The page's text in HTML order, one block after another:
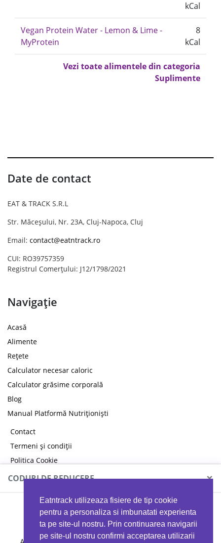
Eatntrack utilizeaza fisiere de tip cookie
pentru a personaliza si imbunatati experienta
ta pe site-ul nostru. Prin continuarea navigarii
pe site-ul nostru confirmi acceptarea utilizarii
kCal
Vegan Protein Water - Lemon & Lime -
MyProtein
8
kCal
Vezi toate alimentele din categoria
Suplimente
Date de contact
EAT & TRACK S.R.L
Str. Măceșului, Nr. 23A, Cluj-Napoca, Cluj
Email: contact@eatntrack.ro
CUI: RO39757359
Registrul Comerțului: J12/1798/2021
Navigație
Acasă
Alimente
Rețete
Calculator necesar caloric
Calculator grăsime corporală
Blog
Manual Platformă Nutriționiști
Contact
Termeni și condiții
Politica Cookie
Politica de confidențialitate
CODURI DE REDUCERE ×
MYPROTEIN